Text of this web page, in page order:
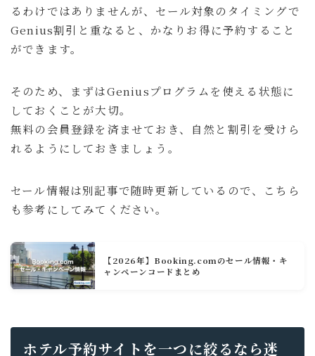
るわけではありませんが、セール対象のタイミングで
Genius割引と重なると、かなりお得に予約すること
ができます。
そのため、まずはGeniusプログラムを使える状態に
しておくことが大切。
無料の会員登録を済ませておき、自然と割引を受けら
れるようにしておきましょう。
セール情報は別記事で随時更新しているので、こちら
も参考にしてみてください。
【2026年】Booking.comのセール情報・キ
ャンペーンコードまとめ
ホテル予約サイトを一つに絞るなら迷